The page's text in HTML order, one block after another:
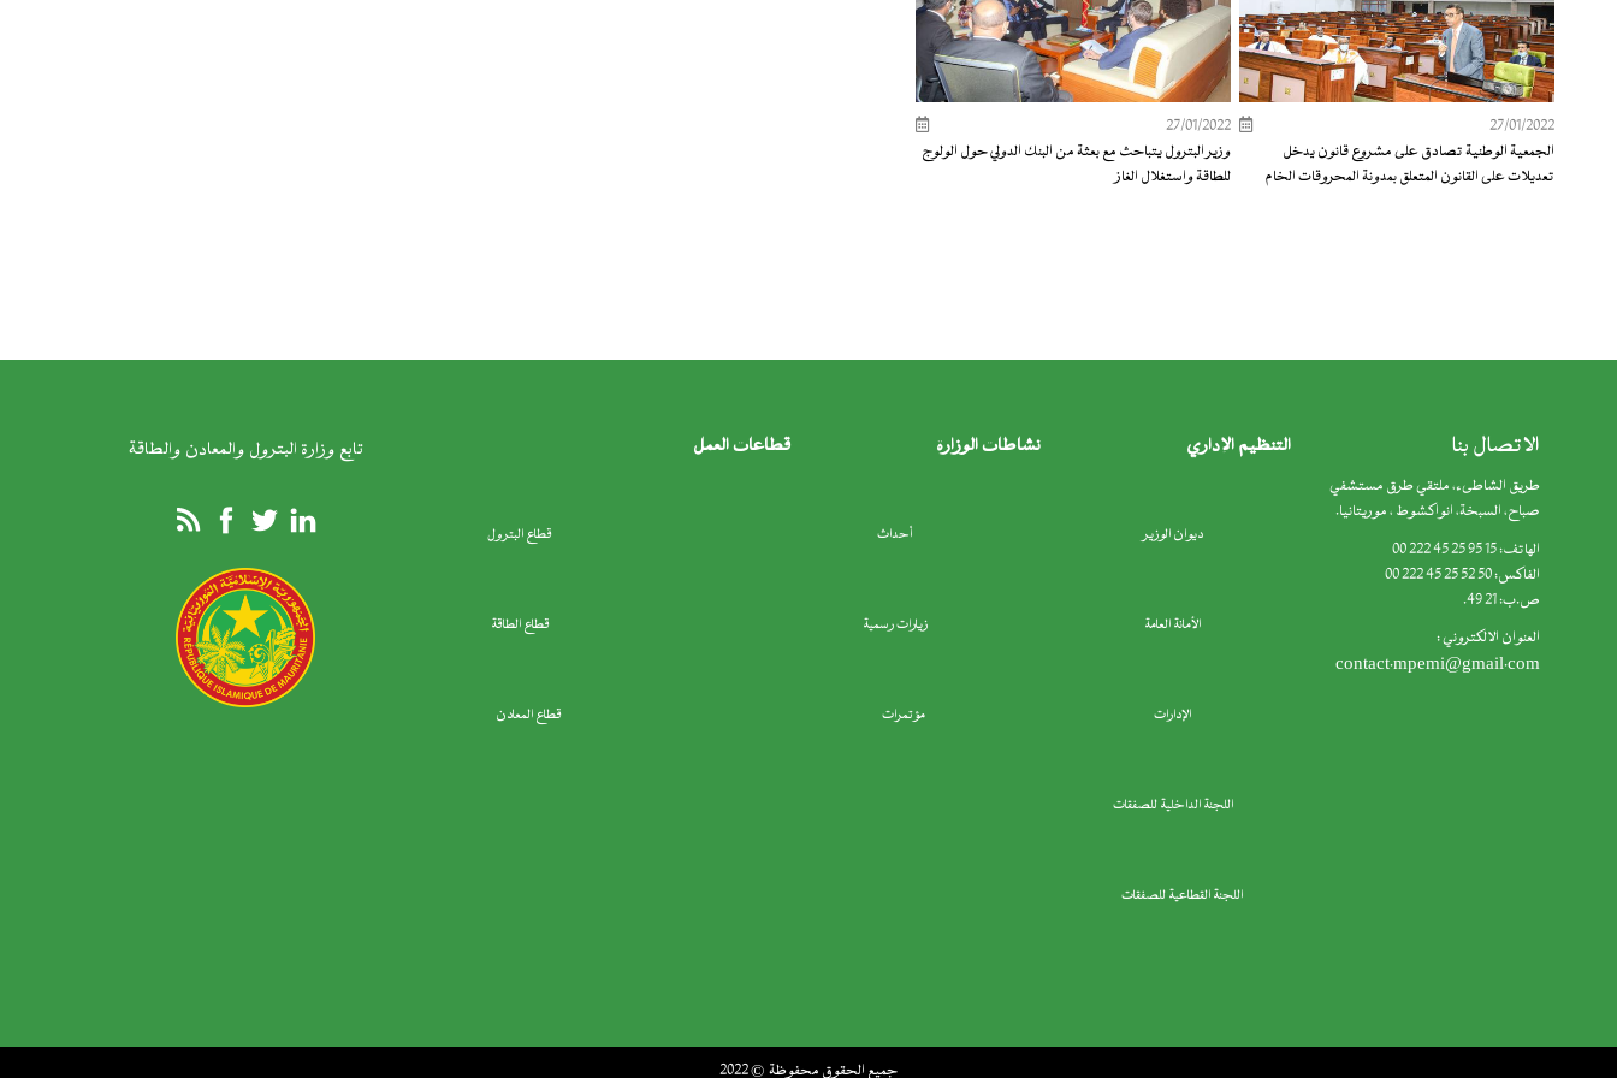
27/01/2022
الجمعية الوطنية تصادق على مشروع قانون يدخل
تعديلات على القانون المتعلق بمدونة المحروقات الخام
27/01/2022
وزير البترول يتباحث مع بعثة من البنك الدولي حول الولوج
للطاقة واستغلال الغاز
تابع وزارة البترول والمعادن والطاقة قطاعات العمل
قطاع البترول
قطاع الطاقة
قطاع المعادن
نشاطات الوزارة
أحداث
زيارات رسمية
مؤتمرات
التنظيم الإداري
ديوان الوزير
الأمانة العامة
الإدارات
اللجنة الداخلية للصفقات
اللجنة القطاعية للصفقات
الاتصال بنا
طريق الشاطىء، ملتقي طرق مستشفي
صباح، السبخة، انواكشوط ، موريتانيا.
الهاتف: 15 95 25 45 222 00
الفاكس: 50 52 25 45 222 00
ص.ب: 21 49.
العنوان الالكتروني :
contact.mpemi@gmail.com
جميع الحقوق محفوظة © 2022